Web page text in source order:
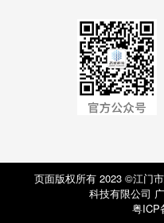
页面版权所有 2023 ©江门
科技有限公司
粤ICP